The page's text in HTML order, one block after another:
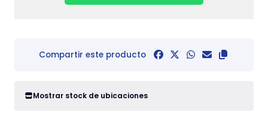
Compartir este producto
Mostrar stock de ubicaciones